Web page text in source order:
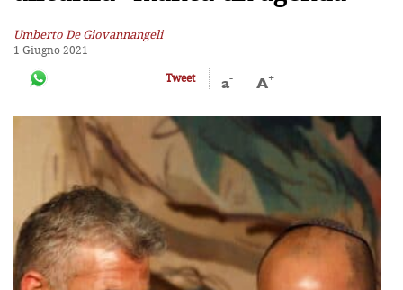
Umberto De Giovannangeli
1 Giugno 2021
Tweet
a- A+